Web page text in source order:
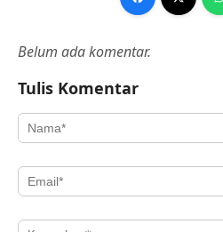
Belum ada komentar.
Tulis Komentar